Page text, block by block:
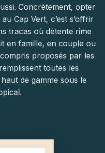
Concrètement, opter
Cap Vert, c’est s’offrir
tracas où détente rime
en famille, en couple ou
proposés par les
toutes les
de gamme sous le